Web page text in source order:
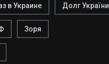
в Украине Долг України
Зоря